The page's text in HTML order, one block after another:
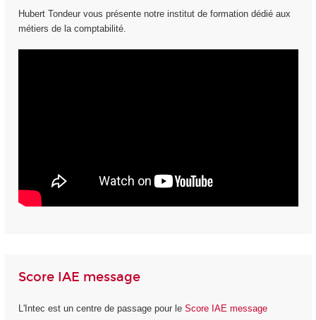
Hubert Tondeur vous présente notre institut de formation dédié aux
métiers de la comptabilité.
Score IAE message
L'Intec est un centre de passage pour le Score IAE message